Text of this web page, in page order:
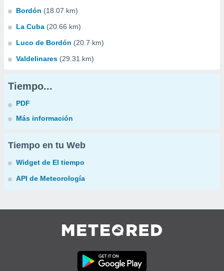
Bordón (18.07 km)
La Cuba (20.66 km)
Luco de Bordón (20.7 km)
Valdelinares (29.31 km)
Tiempo...
PDF
Más información
Tiempo en tu Web
Widget de El tiempo
API de Meteorología